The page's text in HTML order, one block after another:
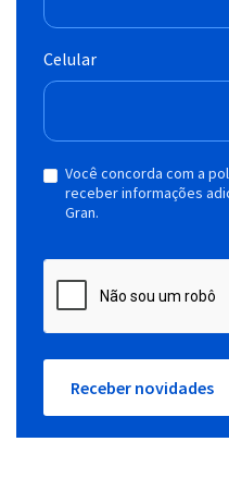
Celular
Você concorda com a
receber informações
Gran.
Receber novidades